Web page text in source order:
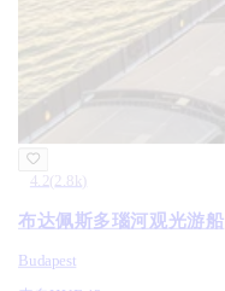
4.2( 2.8k )
布达佩斯多瑙河观光游船
Budapest